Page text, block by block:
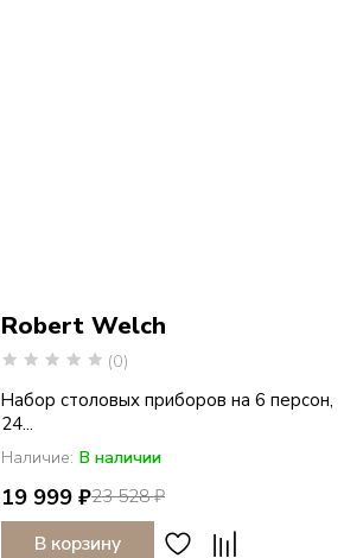
Robert Welch
(0)
Набор столовых приборов на 6 персон,
24...
Наличие: В наличии
23 528 ₽
19 999 ₽
В корзину